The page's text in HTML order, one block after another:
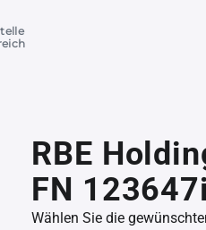
RBE
FN 123647i
Wählen Sie die